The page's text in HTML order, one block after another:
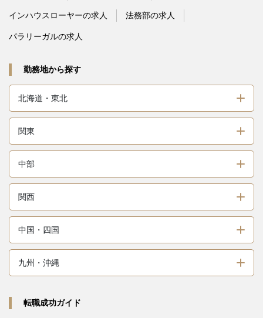
インハウスローヤーの求人 法務部の求人
パラリーガルの求人
勤務地から探す
北海道・東北
関東
中部
関西
中国・四国
九州・沖縄
転職成功ガイド